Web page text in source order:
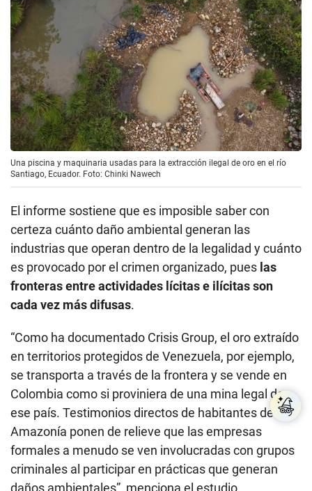
Una piscina y maquinaria usadas para la extracción ilegal de oro en el río
Santiago, Ecuador. Foto: Chinki Nawech
El informe sostiene que es imposible saber con
certeza cuánto daño ambiental generan las
industrias que operan dentro de la legalidad y cuánto
es provocado por el crimen organizado, pues las
fronteras entre actividades lícitas e ilícitas son
cada vez más difusas.
“Como ha documentado Crisis Group, el oro extraído
en territorios protegidos de Venezuela, por ejemplo,
se transporta a través de la frontera y se vende en
Colombia como si proviniera de una mina legal de
ese país. Testimonios directos de habitantes de la
Amazonía ponen de relieve que las empresas
formales a menudo se ven involucradas con grupos
criminales al participar en prácticas que generan
daños ambientales”, menciona el estudio.